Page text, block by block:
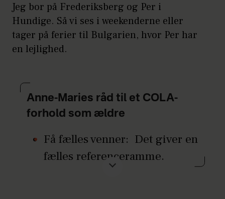
Jeg bor på Frederiksberg og Per i
Hundige. Så vi ses i weekenderne eller
tager på ferier til Bulgarien, hvor Per har
en lejlighed.
Anne-Maries råd til et COLA-
forhold som ældre
Få fælles venner: Det giver en
fælles referenceramme.